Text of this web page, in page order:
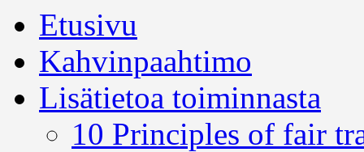
Etusivu
Kahvinpaahtimo
Lisätietoa toiminnasta
10 Principles of fair